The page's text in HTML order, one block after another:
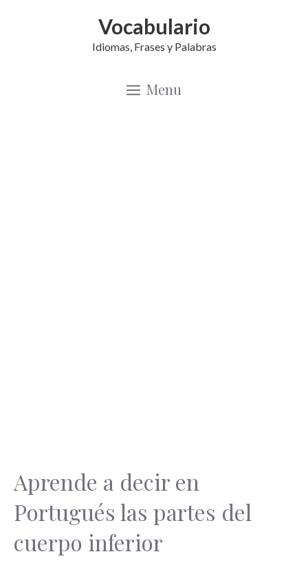
Vocabulario
Idiomas, Frases y Palabras
Menu
Aprende a decir en
Portugués las partes del
cuerpo inferior